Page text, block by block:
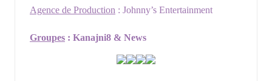
Agence de Production : Johnny’s Entertainment
Groupes : Kanajni8 & News